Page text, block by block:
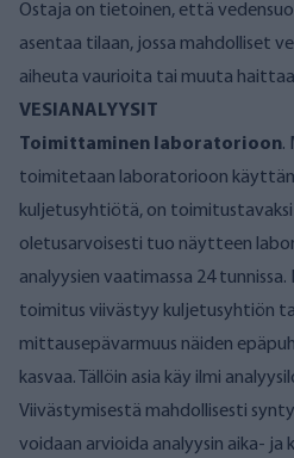
Ostaja on tietoinen, että
asentaa tilaan, jossa mahdolliset
aiheuta vaurioita tai muuta
VESIANALYYSIT
Toimittaminen laboratorioon.
toimitetaan laboratorioon
kuljetusyhtiötä, on toimitustavaksi
oletusarvoisesti tuo näytteen
analyysien vaatimassa 24
toimitus viivästyy kuljetusyhtiön
mittausepävarmuus näiden
kasvaa. Tällöin asia käy ilmi
Viivästymisestä mahdollisesti
voidaan arvioida analyysin aika-